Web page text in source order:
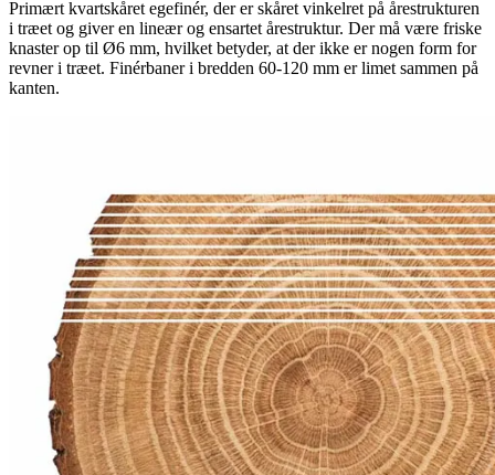
Primært kvartskåret egefinér, der er skåret vinkelret på årestrukturen
i træet og giver en lineær og ensartet årestruktur. Der må være friske
knaster op til Ø6 mm, hvilket betyder, at der ikke er nogen form for
revner i træet. Finérbaner i bredden 60-120 mm er limet sammen på
kanten.